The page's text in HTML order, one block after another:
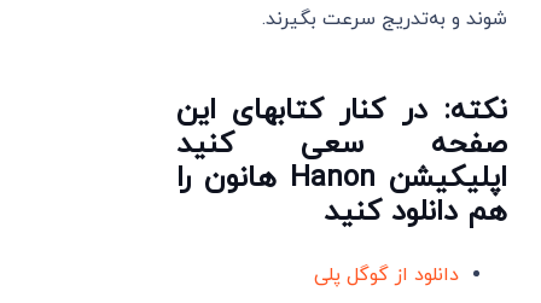
شوند و به‌تدریج سرعت بگیرند.
نکته: در کنار کتابهای این
صفحه سعی کنید
اپلیکیشن Hanon هانون را
هم دانلود کنید
دانلود از گوگل پلی